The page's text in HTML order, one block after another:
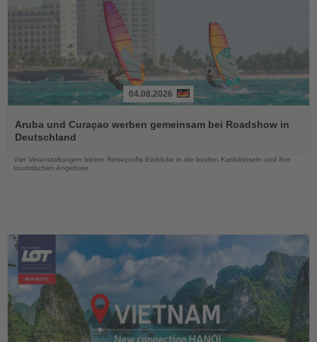
Sie
die
04.08.2026
Aruba und Curaçao werben gemeinsam bei Roadshow in
Deutschland
Vier Veranstaltungen bieten Reiseprofis Einblicke in die beiden Karibikinseln und ihre
touristischen Angebote